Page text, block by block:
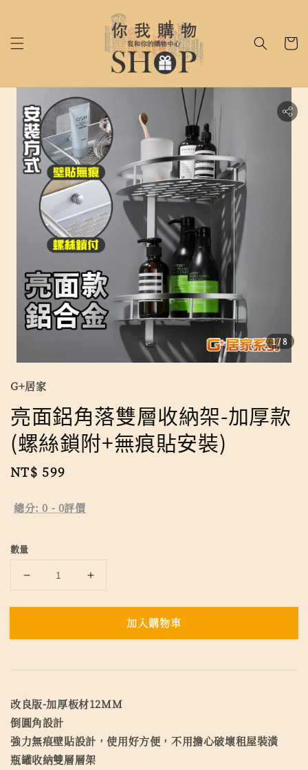
1/8
G+居家
亮面鋁角落雙層收納架-加厚款
(螺絲鎖附+無痕貼安裝)
Regular
NT$ 599
總分:0 - 0評價
數量
加入購物車
改良版-加厚板材12MM
倒圓角設計
強力無痕壁貼設計，使用好方便，不用擔心破壞租屋裝潢
瓶罐收納雙層層架